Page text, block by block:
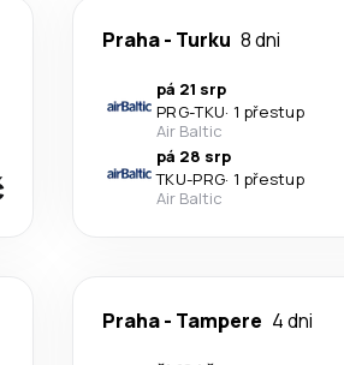
Praha- Turku 8 dni
pá 21 srp
PRG-TKU· 1 přestup
Air Baltic
pá 28 srp
TKU-PRG· 1 přestup
Air Baltic
Praha- Tampere 4 dni